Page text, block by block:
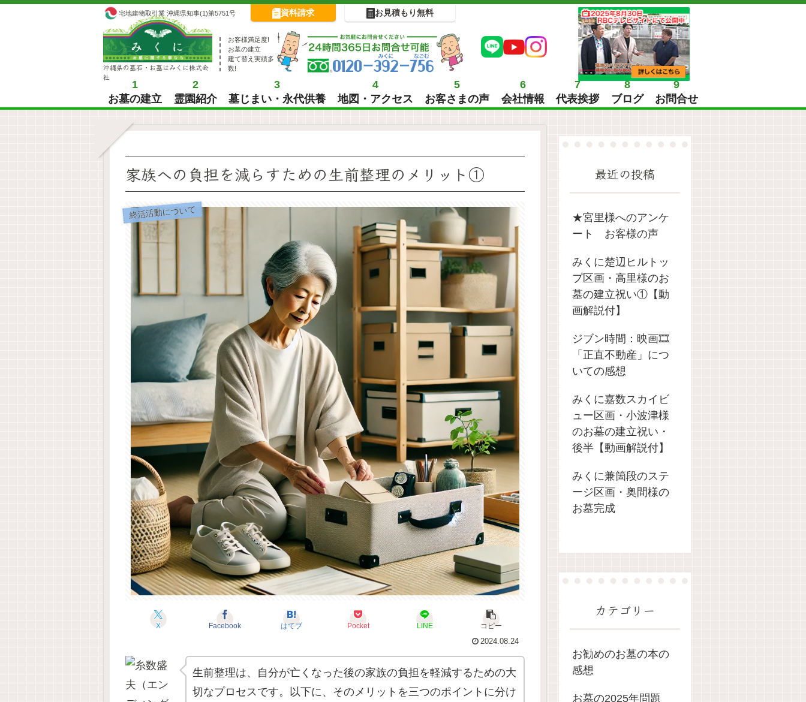
宅地建物取引業 沖縄県知事(1)第5751号 資料請求 お見積もり無料
沖縄県の墓石・お墓はみくに株式会
社
お客様満足度!
お墓の建立
建て替え実績多
数!
1
お墓の建立
2
霊園紹介
3
墓じまい・永代供養
4
地図・アクセス
5
お客さまの声
6
会社情報
7
代表挨拶
8
ブログ
9
お問合せ
家族への負担を減らすための生前整理のメリット①
終活活動について
X Facebook はてブ Pocket LINE
コピー
2024.08.24
生前整理は、自分が亡くなった後の家族の負担を軽減するための大
切なプロセスです。以下に、そのメリットを三つのポイントに分け
最近の投稿
★宮里様へのアンケ
ート お客様の声
みくに楚辺ヒルトッ
プ区画・高里様のお
墓の建立祝い①【動
画解説付】
ジブン時間：映画🎞️
「正直不動産」につ
いての感想
みくに嘉数スカイビ
ュー区画・小波津様
のお墓の建立祝い・
後半【動画解説付】
みくに兼箇段のステ
ージ区画・奥間様の
お墓完成
カテゴリー
お勧めのお墓の本の
感想
お墓の2025年問題